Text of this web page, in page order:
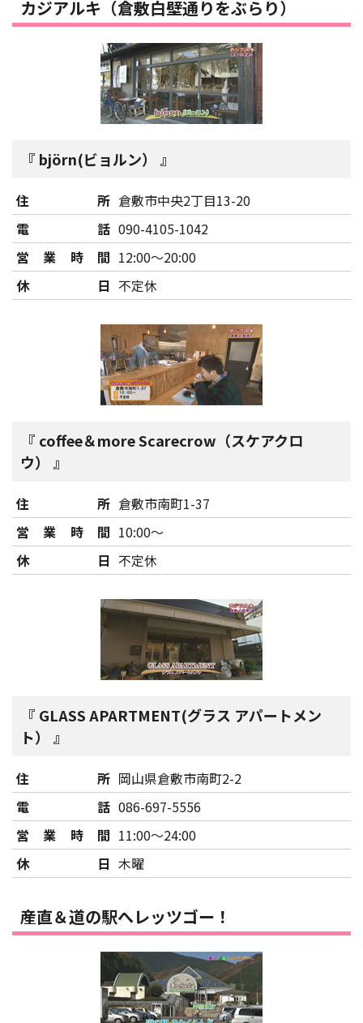
カジアルキ（倉敷白壁通りをぶらり）
björn(ビョルン）
住所 倉敷市中央2丁目13-20
電話 090-4105-1042
営業時間 12:00～20:00
休日 不定休
coffee＆more Scarecrow（スケアクロ
ウ）
住所 倉敷市南町1-37
営業時間 10:00～
休日 不定休
GLASS APARTMENT(グラス アパートメン
ト）
住所 岡山県倉敷市南町2-2
電話 086-697-5556
営業時間 11:00～24:00
休日 木曜
産直＆道の駅へレッツゴー！